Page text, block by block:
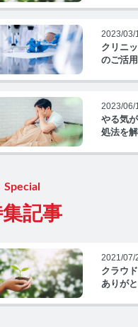
2023/03/
クリニ
のご活
2023/06/
やる気
処法を
記事
Special
2021/07/
クラウ
ありが